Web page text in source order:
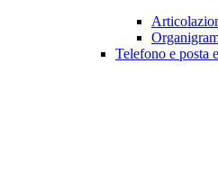
Telefono e posta